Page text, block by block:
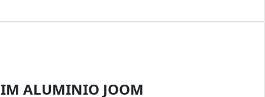
ALUMINIO JOOM